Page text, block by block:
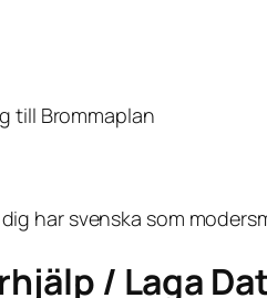
till Brommaplan
har svenska som
/ Laga